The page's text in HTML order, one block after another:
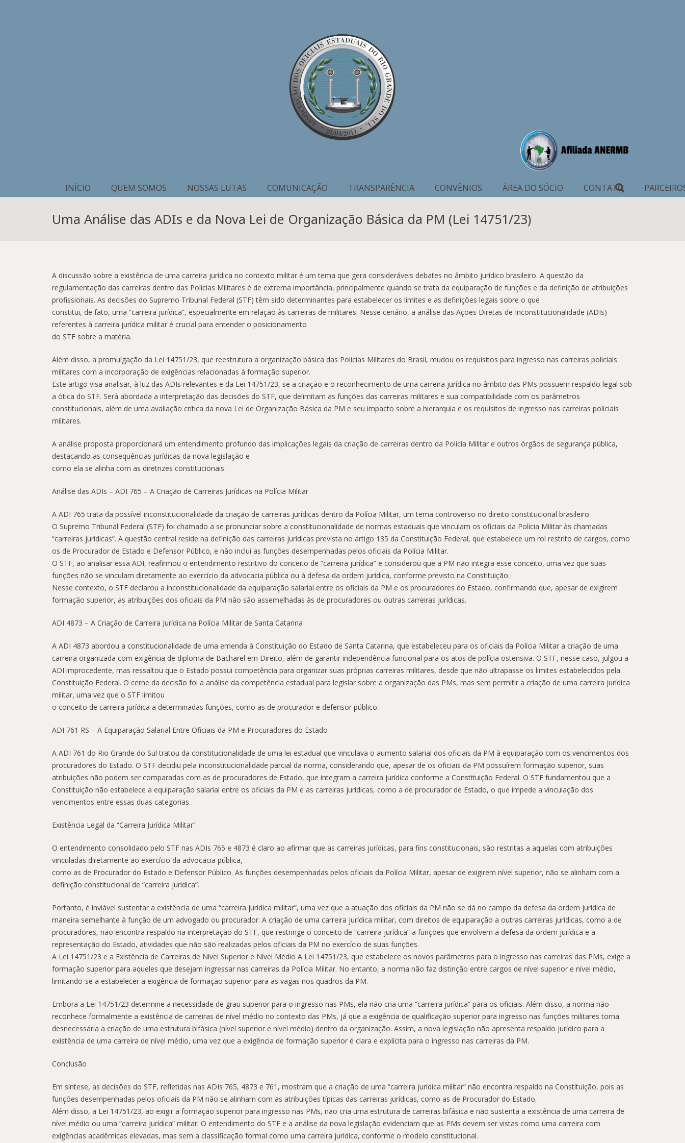
INÍCIO QUEM SOMOS NOSSAS LUTAS COMUNICAÇÃO TRANSPARÊNCIA CONVÊNIOS ÁREA DO SÓCIO CONTATO
Uma Análise das ADIs e da Nova Lei de Organização Básica da PM (Lei 14751/23)
A discussão sobre a existência de uma carreira jurídica no contexto militar é um tema que gera consideráveis debates no âmbito jurídico brasileiro. A questão da
regulamentação das carreiras dentro das Polícias Militares é de extrema importância, principalmente quando se trata da equiparação de funções e da definição de atribuições
profissionais. As decisões do Supremo Tribunal Federal (STF) têm sido determinantes para estabelecer os limites e as definições legais sobre o que
constitui, de fato, uma “carreira jurídica”, especialmente em relação às carreiras de militares. Nesse cenário, a análise das Ações Diretas de Inconstitucionalidade (ADIs)
referentes à carreira jurídica militar é crucial para entender o posicionamento
do STF sobre a matéria.
Além disso, a promulgação da Lei 14751/23, que reestrutura a organização básica das Polícias Militares do Brasil, mudou os requisitos para ingresso nas carreiras policiais
militares com a incorporação de exigências relacionadas à formação superior.
Este artigo visa analisar, à luz das ADIs relevantes e da Lei 14751/23, se a criação e o reconhecimento de uma carreira jurídica no âmbito das PMs possuem respaldo legal sob
a ótica do STF. Será abordada a interpretação das decisões do STF, que delimitam as funções das carreiras militares e sua compatibilidade com os parâmetros
constitucionais, além de uma avaliação crítica da nova Lei de Organização Básica da PM e seu impacto sobre a hierarquia e os requisitos de ingresso nas carreiras policiais
militares.
A análise proposta proporcionará um entendimento profundo das implicações legais da criação de carreiras dentro da Polícia Militar e outros órgãos de segurança pública,
destacando as consequências jurídicas da nova legislação e
como ela se alinha com as diretrizes constitucionais.
Análise das ADIs – ADI 765 – A Criação de Carreiras Jurídicas na Polícia Militar
A ADI 765 trata da possível inconstitucionalidade da criação de carreiras jurídicas dentro da Polícia Militar, um tema controverso no direito constitucional brasileiro.
O Supremo Tribunal Federal (STF) foi chamado a se pronunciar sobre a constitucionalidade de normas estaduais que vinculam os oficiais da Polícia Militar às chamadas
“carreiras jurídicas”. A questão central reside na definição das carreiras jurídicas prevista no artigo 135 da Constituição Federal, que estabelece um rol restrito de cargos, como
os de Procurador de Estado e Defensor Público, e não inclui as funções desempenhadas pelos oficiais da Polícia Militar.
O STF, ao analisar essa ADI, reafirmou o entendimento restritivo do conceito de “carreira jurídica” e considerou que a PM não integra esse conceito, uma vez que suas
funções não se vinculam diretamente ao exercício da advocacia pública ou à defesa da ordem jurídica, conforme previsto na Constituição.
Nesse contexto, o STF declarou a inconstitucionalidade da equiparação salarial entre os oficiais da PM e os procuradores do Estado, confirmando que, apesar de exigirem
formação superior, as atribuições dos oficiais da PM não são assemelhadas às de procuradores ou outras carreiras jurídicas.
ADI 4873 – A Criação de Carreira Jurídica na Polícia Militar de Santa Catarina
A ADI 4873 abordou a constitucionalidade de uma emenda à Constituição do Estado de Santa Catarina, que estabeleceu para os oficiais da Polícia Militar a criação de uma
carreira organizada com exigência de diploma de Bacharel em Direito, além de garantir independência funcional para os atos de polícia ostensiva. O STF, nesse caso, julgou a
ADI improcedente, mas ressaltou que o Estado possui competência para organizar suas próprias carreiras militares, desde que não ultrapasse os limites estabelecidos pela
Constituição Federal. O cerne da decisão foi a análise da competência estadual para legislar sobre a organização das PMs, mas sem permitir a criação de uma carreira jurídica
militar, uma vez que o STF limitou
o conceito de carreira jurídica a determinadas funções, como as de procurador e defensor público.
ADI 761 RS – A Equiparação Salarial Entre Oficiais da PM e Procuradores do Estado
A ADI 761 do Rio Grande do Sul tratou da constitucionalidade de uma lei estadual que vinculava o aumento salarial dos oficiais da PM à equiparação com os vencimentos dos
procuradores do Estado. O STF decidiu pela inconstitucionalidade parcial da norma, considerando que, apesar de os oficiais da PM possuírem formação superior, suas
atribuições não podem ser comparadas com as de procuradores de Estado, que integram a carreira jurídica conforme a Constituição Federal. O STF fundamentou que a
Constituição não estabelece a equiparação salarial entre os oficiais da PM e as carreiras jurídicas, como a de procurador de Estado, o que impede a vinculação dos
vencimentos entre essas duas categorias.
Existência Legal da “Carreira Jurídica Militar”
O entendimento consolidado pelo STF nas ADIs 765 e 4873 é claro ao afirmar que as carreiras jurídicas, para fins constitucionais, são restritas a aquelas com atribuições
vinculadas diretamente ao exercício da advocacia pública,
como as de Procurador do Estado e Defensor Público. As funções desempenhadas pelos oficiais da Polícia Militar, apesar de exigirem nível superior, não se alinham com a
definição constitucional de “carreira jurídica”.
Portanto, é inviável sustentar a existência de uma “carreira jurídica militar”, uma vez que a atuação dos oficiais da PM não se dá no campo da defesa da ordem jurídica de
maneira semelhante à função de um advogado ou procurador. A criação de uma carreira jurídica militar, com direitos de equiparação a outras carreiras jurídicas, como a de
procuradores, não encontra respaldo na interpretação do STF, que restringe o conceito de “carreira jurídica” a funções que envolvem a defesa da ordem jurídica e a
representação do Estado, atividades que não são realizadas pelos oficiais da PM no exercício de suas funções.
A Lei 14751/23 e a Existência de Carreiras de Nível Superior e Nível Médio A Lei 14751/23, que estabelece os novos parâmetros para o ingresso nas carreiras das PMs, exige a
formação superior para aqueles que desejam ingressar nas carreiras da Polícia Militar. No entanto, a norma não faz distinção entre cargos de nível superior e nível médio,
limitando-se a estabelecer a exigência de formação superior para as vagas nos quadros da PM.
Embora a Lei 14751/23 determine a necessidade de grau superior para o ingresso nas PMs, ela não cria uma “carreira jurídica” para os oficiais. Além disso, a norma não
reconhece formalmente a existência de carreiras de nível médio no contexto das PMs, já que a exigência de qualificação superior para ingresso nas funções militares torna
desnecessária a criação de uma estrutura bifásica (nível superior e nível médio) dentro da organização. Assim, a nova legislação não apresenta respaldo jurídico para a
existência de uma carreira de nível médio, uma vez que a exigência de formação superior é clara e explícita para o ingresso nas carreiras da PM.
Conclusão
Em síntese, as decisões do STF, refletidas nas ADIs 765, 4873 e 761, mostram que a criação de uma “carreira jurídica militar” não encontra respaldo na Constituição, pois as
funções desempenhadas pelos oficiais da PM não se alinham com as atribuições típicas das carreiras jurídicas, como as de Procurador do Estado.
Além disso, a Lei 14751/23, ao exigir a formação superior para ingresso nas PMs, não cria uma estrutura de carreiras bifásica e não sustenta a existência de uma carreira de
nível médio ou uma “carreira jurídica” militar. O entendimento do STF e a análise da nova legislação evidenciam que as PMs devem ser vistas como uma carreira com
exigências acadêmicas elevadas, mas sem a classificação formal como uma carreira jurídica, conforme o modelo constitucional.